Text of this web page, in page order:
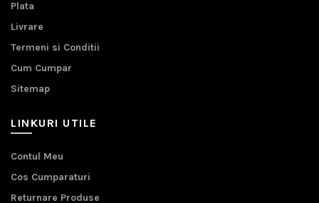
Plata
Livrare
Termeni si Conditii
Cum Cumpar
Sitemap
LINKURI UTILE
Contul Meu
Cos Cumparaturi
Returnare Produse